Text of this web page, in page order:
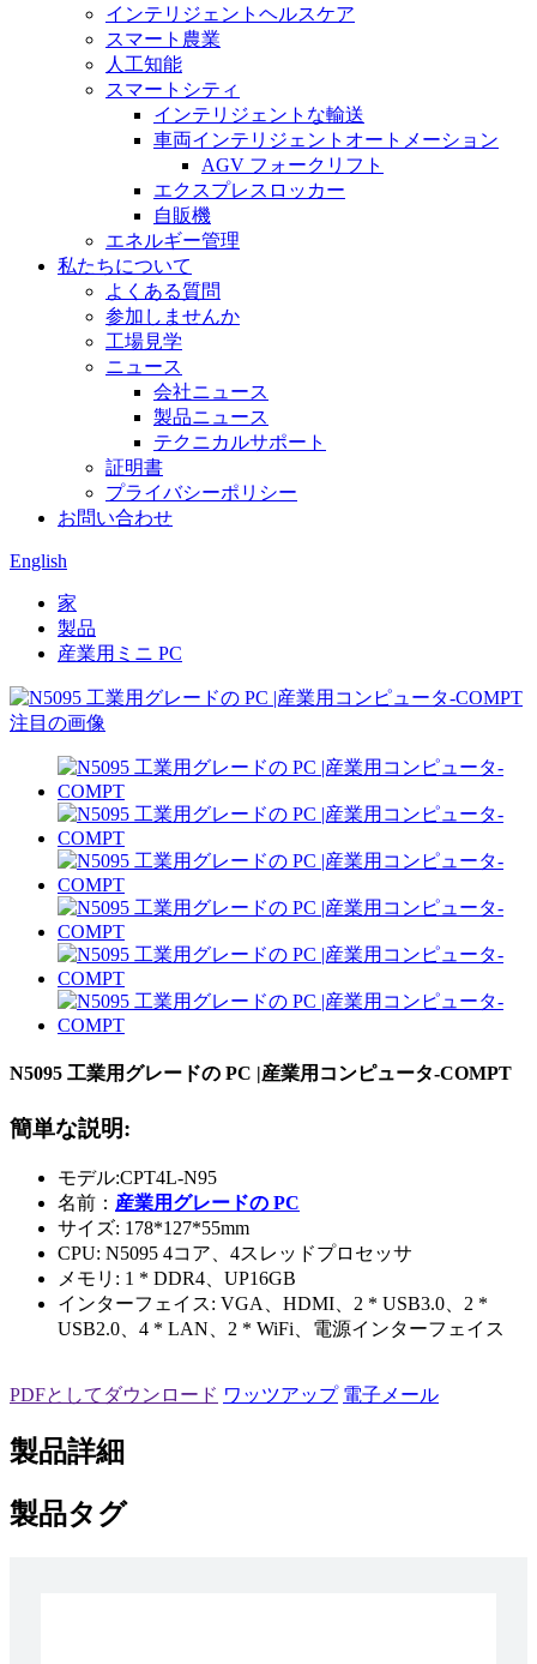
インテリジェントヘルスケア
スマート農業
人工知能
スマートシティ
インテリジェントな輸送
車両インテリジェントオートメーション
AGV フォークリフト
エクスプレスロッカー
自販機
エネルギー管理
私たちについて
よくある質問
参加しませんか
工場見学
ニュース
会社ニュース
製品ニュース
テクニカルサポート
証明書
プライバシーポリシー
お問い合わせ
English
家
製品
産業用ミニ PC
N5095 工業用グレードの PC |産業用コンピュータ-COMPT
簡単な説明:
モデル:CPT4L-N95
名前： 産業用グレードの PC
サイズ: 178*127*55mm
CPU: N5095 4コア、4スレッドプロセッサ
メモリ: 1 * DDR4、UP16GB
インターフェイス: VGA、HDMI、2 * USB3.0、2 *
USB2.0、4 * LAN、2 * WiFi、電源インターフェイス
PDFとしてダウンロード ワッツアップ 電子メール
製品詳細
製品タグ